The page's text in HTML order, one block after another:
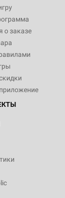
о заказе